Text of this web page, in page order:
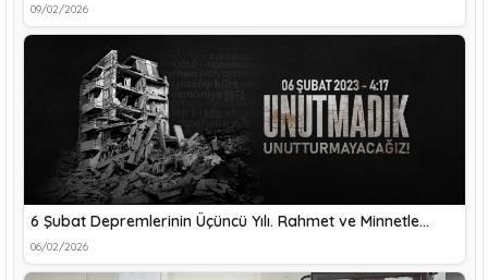
09/02/2026
6 Şubat Depremlerinin Üçüncü Yılı. Rahmet ve Minnetle…
06/02/2026